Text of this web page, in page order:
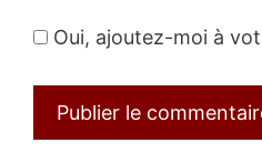
Oui, ajoutez-moi à